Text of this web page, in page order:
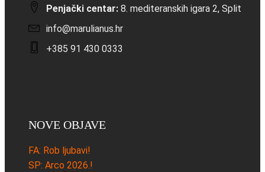
Penjački centar: 8. mediteranskih igara 2, Split
info@marulianus.hr
+385 91 430 0333
NOVE OBJAVE
FA: Rob ljubavi!
SP: Arco 2026.!